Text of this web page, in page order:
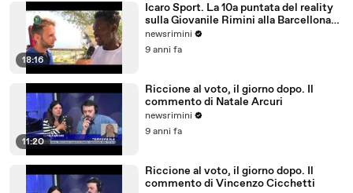
18:16
Icaro Sport. La 10a puntata del reality
sulla Giovanile Rimini alla Barcellona
Professional Cup
newsrimini
9 anni fa
11:20
Riccione al voto, il giorno dopo. Il
commento di Natale Arcuri
newsrimini
9 anni fa
Riccione al voto, il giorno dopo. Il
commento di Vincenzo Cicchetti